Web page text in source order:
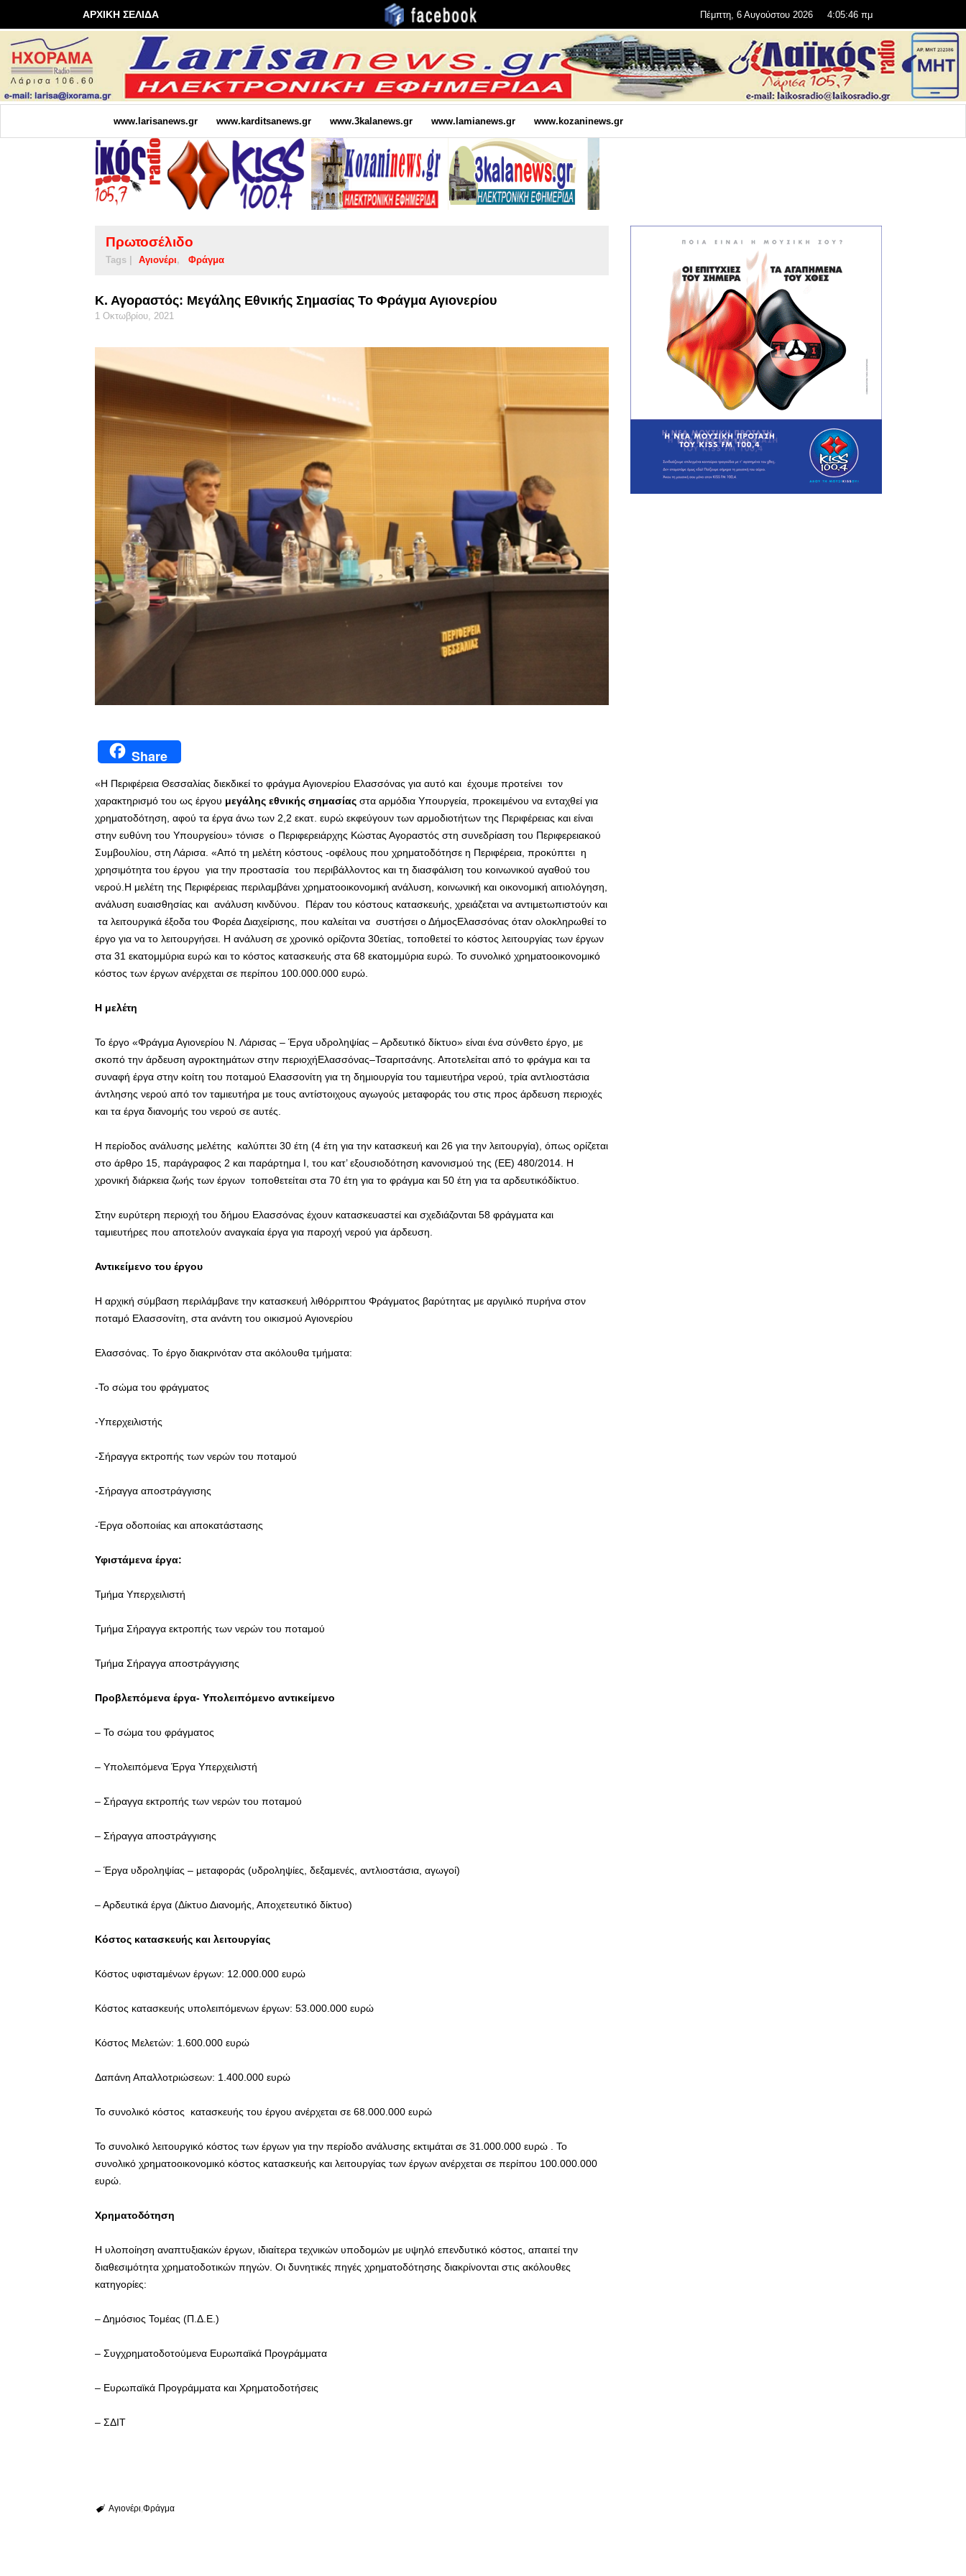
ΑΡΧΙΚΗ ΣΕΛΙΔΑ Πέμπτη, 6 Αυγούστου 2026 4:05:47 πμ
www.larisanews.gr www.karditsanews.gr www.3kalanews.gr www.lamianews.gr www.kozaninews.gr
Πρωτοσέλιδο
Tags | Αγιονέρι Φράγμα
Κ. Αγοραστός: Μεγάλης Εθνικής Σημασίας Το Φράγμα Αγιονερίου
1 Οκτωβρίου, 2021
Share
«Η Περιφέρεια Θεσσαλίας διεκδικεί το φράγμα Αγιονερίου Ελασσόνας για αυτό και έχουμε προτείνει τον
χαρακτηρισμό του ως έργου μεγάλης εθνικής σημασίας στα αρμόδια Υπουργεία, προκειμένου να ενταχθεί για
χρηματοδότηση, αφού τα έργα άνω των 2,2 εκατ. ευρώ εκφεύγουν των αρμοδιοτήτων της Περιφέρειας και είναι
στην ευθύνη του Υπουργείου» τόνισε ο Περιφερειάρχης Κώστας Αγοραστός στη συνεδρίαση του Περιφερειακού
Συμβουλίου, στη Λάρισα. «Από τη μελέτη κόστους -οφέλους που χρηματοδότησε η Περιφέρεια, προκύπτει η
χρησιμότητα του έργου για την προστασία του περιβάλλοντος και τη διασφάλιση του κοινωνικού αγαθού του
νερού.Η μελέτη της Περιφέρειας περιλαμβάνει χρηματοοικονομική ανάλυση, κοινωνική και οικονομική αιτιολόγηση,
ανάλυση ευαισθησίας και ανάλυση κινδύνου. Πέραν του κόστους κατασκευής, χρειάζεται να αντιμετωπιστούν και
τα λειτουργικά έξοδα του Φορέα Διαχείρισης, που καλείται να συστήσει ο ΔήμοςΕλασσόνας όταν ολοκληρωθεί το
έργο για να το λειτουργήσει. Η ανάλυση σε χρονικό ορίζοντα 30ετίας, τοποθετεί το κόστος λειτουργίας των έργων
στα 31 εκατομμύρια ευρώ και το κόστος κατασκευής στα 68 εκατομμύρια ευρώ. Το συνολικό χρηματοοικονομικό
κόστος των έργων ανέρχεται σε περίπου 100.000.000 ευρώ.
Η μελέτη
Το έργο «Φράγμα Αγιονερίου Ν. Λάρισας – Έργα υδροληψίας – Αρδευτικό δίκτυο» είναι ένα σύνθετο έργο, με
σκοπό την άρδευση αγροκτημάτων στην περιοχήΕλασσόνας–Τσαριτσάνης. Αποτελείται από το φράγμα και τα
συναφή έργα στην κοίτη του ποταμού Ελασσονίτη για τη δημιουργία του ταμιευτήρα νερού, τρία αντλιοστάσια
άντλησης νερού από τον ταμιευτήρα με τους αντίστοιχους αγωγούς μεταφοράς του στις προς άρδευση περιοχές
και τα έργα διανομής του νερού σε αυτές.
Η περίοδος ανάλυσης μελέτης καλύπτει 30 έτη (4 έτη για την κατασκευή και 26 για την λειτουργία), όπως ορίζεται
στο άρθρο 15, παράγραφος 2 και παράρτημα Ι, του κατ’ εξουσιοδότηση κανονισμού της (ΕΕ) 480/2014. Η
χρονική διάρκεια ζωής των έργων τοποθετείται στα 70 έτη για το φράγμα και 50 έτη για τα αρδευτικόδίκτυο.
Στην ευρύτερη περιοχή του δήμου Ελασσόνας έχουν κατασκευαστεί και σχεδιάζονται 58 φράγματα και
ταμιευτήρες που αποτελούν αναγκαία έργα για παροχή νερού για άρδευση.
Αντικείμενο του έργου
Η αρχική σύμβαση περιλάμβανε την κατασκευή λιθόρριπτου Φράγματος βαρύτητας με αργιλικό πυρήνα στον
ποταμό Ελασσονίτη, στα ανάντη του οικισμού Αγιονερίου
Ελασσόνας. Το έργο διακρινόταν στα ακόλουθα τμήματα:
-Το σώμα του φράγματος
-Υπερχειλιστής
-Σήραγγα εκτροπής των νερών του ποταμού
-Σήραγγα αποστράγγισης
-Έργα οδοποιίας και αποκατάστασης
Υφιστάμενα έργα:
Τμήμα Υπερχειλιστή
Τμήμα Σήραγγα εκτροπής των νερών του ποταμού
Τμήμα Σήραγγα αποστράγγισης
Προβλεπόμενα έργα- Υπολειπόμενο αντικείμενο
– Το σώμα του φράγματος
– Υπολειπόμενα Έργα Υπερχειλιστή
– Σήραγγα εκτροπής των νερών του ποταμού
– Σήραγγα αποστράγγισης
– Έργα υδροληψίας – μεταφοράς (υδροληψίες, δεξαμενές, αντλιοστάσια, αγωγοί)
– Αρδευτικά έργα (Δίκτυο Διανομής, Αποχετευτικό δίκτυο)
Κόστος κατασκευής και λειτουργίας
Κόστος υφισταμένων έργων: 12.000.000 ευρώ
Κόστος κατασκευής υπολειπόμενων έργων: 53.000.000 ευρώ
Κόστος Μελετών: 1.600.000 ευρώ
Δαπάνη Απαλλοτριώσεων: 1.400.000 ευρώ
Το συνολικό κόστος κατασκευής του έργου ανέρχεται σε 68.000.000 ευρώ
Το συνολικό λειτουργικό κόστος των έργων για την περίοδο ανάλυσης εκτιμάται σε 31.000.000 ευρώ . Το
συνολικό χρηματοοικονομικό κόστος κατασκευής και λειτουργίας των έργων ανέρχεται σε περίπου 100.000.000
ευρώ.
Χρηματοδότηση
Η υλοποίηση αναπτυξιακών έργων, ιδιαίτερα τεχνικών υποδομών με υψηλό επενδυτικό κόστος, απαιτεί την
διαθεσιμότητα χρηματοδοτικών πηγών. Οι δυνητικές πηγές χρηματοδότησης διακρίνονται στις ακόλουθες
κατηγορίες:
– Δημόσιος Τομέας (Π.Δ.Ε.)
– Συγχρηματοδοτούμενα Ευρωπαϊκά Προγράμματα
– Ευρωπαϊκά Προγράμματα και Χρηματοδοτήσεις
– ΣΔΙΤ
Αγιονέρι Φράγμα